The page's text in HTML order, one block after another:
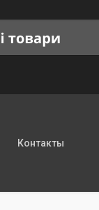
Контакты